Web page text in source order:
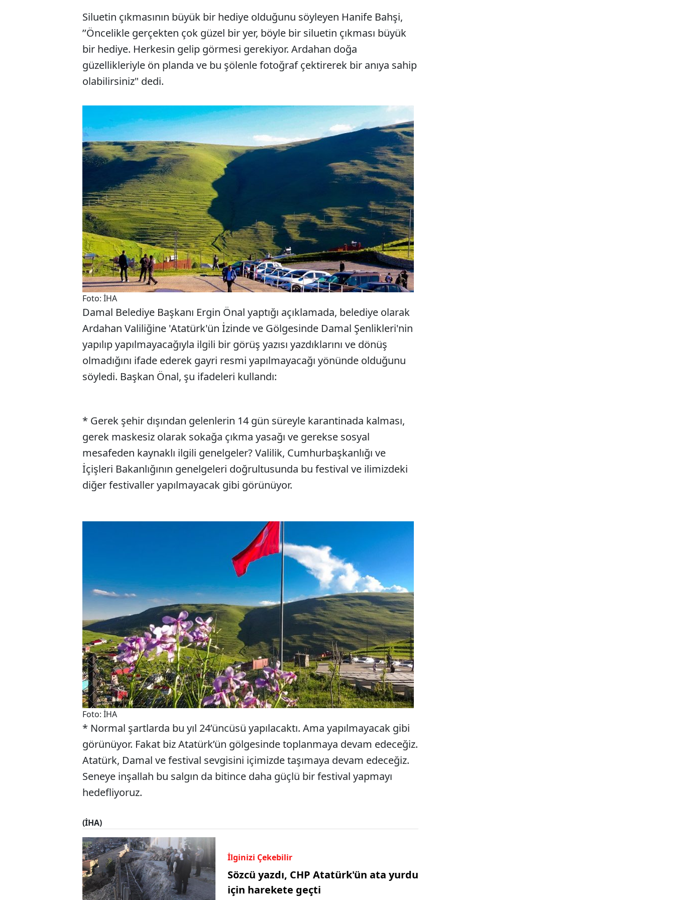
Siluetin çıkmasının büyük bir hediye olduğunu söyleyen Hanife Bahşi,
’’Öncelikle gerçekten çok güzel bir yer, böyle bir siluetin çıkması büyük
bir hediye. Herkesin gelip görmesi gerekiyor. Ardahan doğa
güzellikleriyle ön planda ve bu şölenle fotoğraf çektirerek bir anıya sahip
olabilirsiniz" dedi.
Foto: İHA
Damal Belediye Başkanı Ergin Önal yaptığı açıklamada, belediye olarak
Ardahan Valiliğine 'Atatürk'ün İzinde ve Gölgesinde Damal Şenlikleri'nin
yapılıp yapılmayacağıyla ilgili bir görüş yazısı yazdıklarını ve dönüş
olmadığını ifade ederek gayri resmi yapılmayacağı yönünde olduğunu
söyledi. Başkan Önal, şu ifadeleri kullandı:
* Gerek şehir dışından gelenlerin 14 gün süreyle karantinada kalması,
gerek maskesiz olarak sokağa çıkma yasağı ve gerekse sosyal
mesafeden kaynaklı ilgili genelgeler? Valilik, Cumhurbaşkanlığı ve
İçişleri Bakanlığının genelgeleri doğrultusunda bu festival ve ilimizdeki
diğer festivaller yapılmayacak gibi görünüyor.
Foto: İHA
* Normal şartlarda bu yıl 24’üncüsü yapılacaktı. Ama yapılmayacak gibi
görünüyor. Fakat biz Atatürk’ün gölgesinde toplanmaya devam edeceğiz.
Atatürk, Damal ve festival sevgisini içimizde taşımaya devam edeceğiz.
Seneye inşallah bu salgın da bitince daha güçlü bir festival yapmayı
hedefliyoruz.
(İHA)
İlginizi Çekebilir
Sözcü yazdı, CHP Atatürk'ün ata yurdu
için harekete geçti